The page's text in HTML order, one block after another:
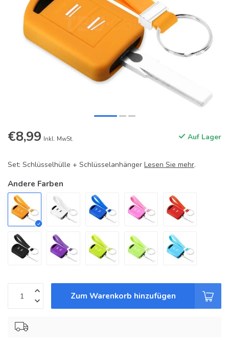
€8,99 Inkl. MwSt. Auf Lager
Set: Schlüsselhülle + Schlüsselanhänger Lesen Sie mehr.
Andere Farben
Zum Warenkorb hinzufügen